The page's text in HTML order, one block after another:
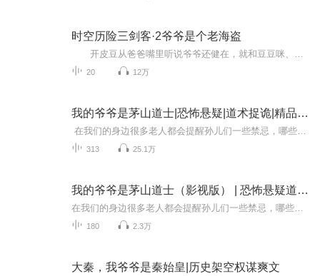
时空历险三剑客·2爷爷是个老海盗
20 12万
我的爷爷是茅山道士|恐怖悬疑|道术捉诡|精品多播
313 25.1万
我的爷爷是茅山道士（影视版） | 恐怖悬疑道士小说
180 2.3万
大秦，我爷爷是秦始皇|历史架空权谋爽文